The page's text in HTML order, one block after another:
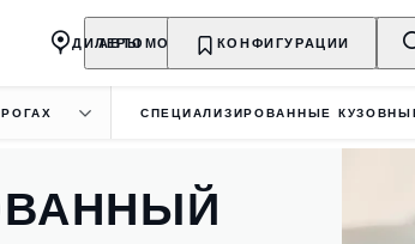
АВТОМОБИЛИ ВЛАДЕЛЬЦАМ О
ДИЛЕРЫ КОНФИГУРАЦИИ
СПЕЦИАЛИЗИРОВАННЫЕ КУЗОВНЫЕ